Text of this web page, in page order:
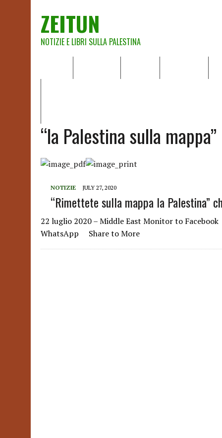
ZEITUN
NOTIZIE E LIBRI SULLA PALESTINA
“la Palestina sulla mappa”
NOTIZIE JULY 27, 2020
“Rimettete sulla mappa la Palestina”
22 luglio 2020 – Middle East Monitor to
WhatsApp Share to More